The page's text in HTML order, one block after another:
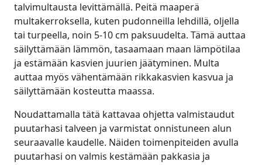
talvimultausta levittämällä. Peitä maaperä
multakerroksella, kuten pudonneilla lehdillä, oljella
tai turpeella, noin 5-10 cm paksuudelta. Tämä auttaa
säilyttämään lämmön, tasaamaan maan lämpötilaa
ja estämään kasvien juurien jäätyminen. Multa
auttaa myös vähentämään rikkakasvien kasvua ja
säilyttämään kosteutta maassa.
Noudattamalla tätä kattavaa ohjetta valmistaudut
puutarhasi talveen ja varmistat onnistuneen alun
seuraavalle kaudelle. Näiden toimenpiteiden avulla
puutarhasi on valmis kestämään pakkasia ja